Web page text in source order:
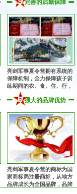
完善的后勤保障
亮剑军事夏令营拥有系统的
保障机制，全力保障孩子训
练期间的衣、食、住、行，
为孩子的训练成长提供完善
的后勤保障！强大的品牌优势
亮剑军事夏令营的商标为国
家商标局注册商标，从地方
品牌成长为全国品牌，品牌